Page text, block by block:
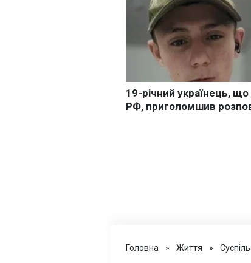
Головна » Життя »